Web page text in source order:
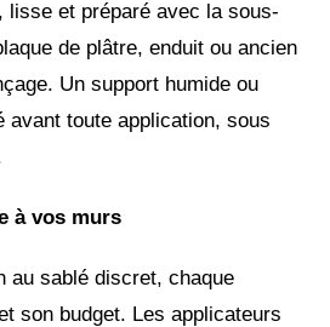
lisse et préparé avec la sous-
de plâtre, enduit ou ancien
Un support humide ou
avant toute application, sous
à vos murs
au sablé discret, chaque
son budget. Les applicateurs